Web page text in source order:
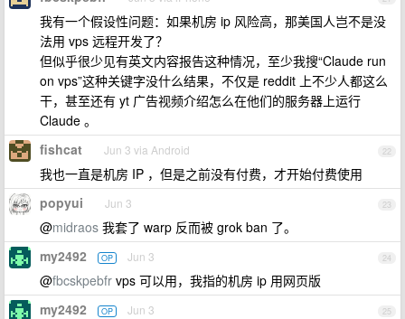
我有一个假设性问题：如果机房 ip 风险高，那美国人岂不是没
法用 vps 远程开发了？
但似乎很少见有英文内容报告这种情况，至少我搜“Claude run
on vps”这种关键字没什么结果，不仅是 reddit 上不少人都这么
干，甚至还有 yt 广告视频介绍怎么在他们的服务器上运行
Claude 。
22
fishcat Jun 3 via Android
我也一直是机房 IP ，但是之前没有付费，才开始付费使用
23
popyui Jun 3
@midraos 我套了 warp 反而被 grok ban 了。
24
my2492 OP Jun 3
@fbcskpebfr vps 可以用，我指的机房 ip 用网页版
25
my2492 OP Jun 3